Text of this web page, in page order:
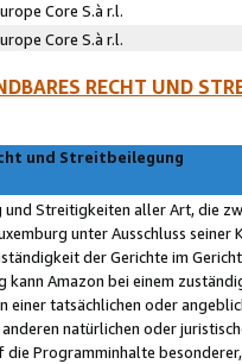
Core S.à r.l.
Core S.à r.l.
RECHT UND
und Streitbeilegung
und Streitigkeiten aller Art, die
unter Ausschluss
der Gerichte im
kann Amazon bei einem
einer tatsächlichen oder
natürlichen oder
die Programminhalte